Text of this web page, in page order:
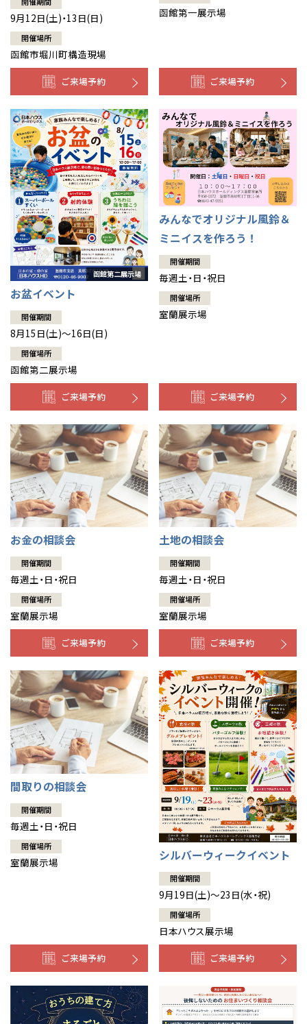
9月12日(土)・13日(日)
開催場所
函館市堀川町構造現場
ご来場予約
函館第一展示場
ご来場予約
お盆イベント
開催期間
8月15日(土)～16日(日)
開催場所
函館第二展示場
ご来場予約
みんなでオリジナル風鈴＆
ミニイスを作ろう！
開催期間
毎週土・日・祝日
開催場所
室蘭展示場
ご来場予約
お金の相談会
開催期間
毎週土・日・祝日
開催場所
室蘭展示場
ご来場予約
土地の相談会
開催期間
毎週土・日・祝日
開催場所
室蘭展示場
ご来場予約
間取りの相談会
開催期間
毎週土・日・祝日
開催場所
室蘭展示場
ご来場予約
シルバーウィークイベント
開催期間
9月19日(土)～23日(水・祝)
開催場所
日本ハウス展示場
ご来場予約